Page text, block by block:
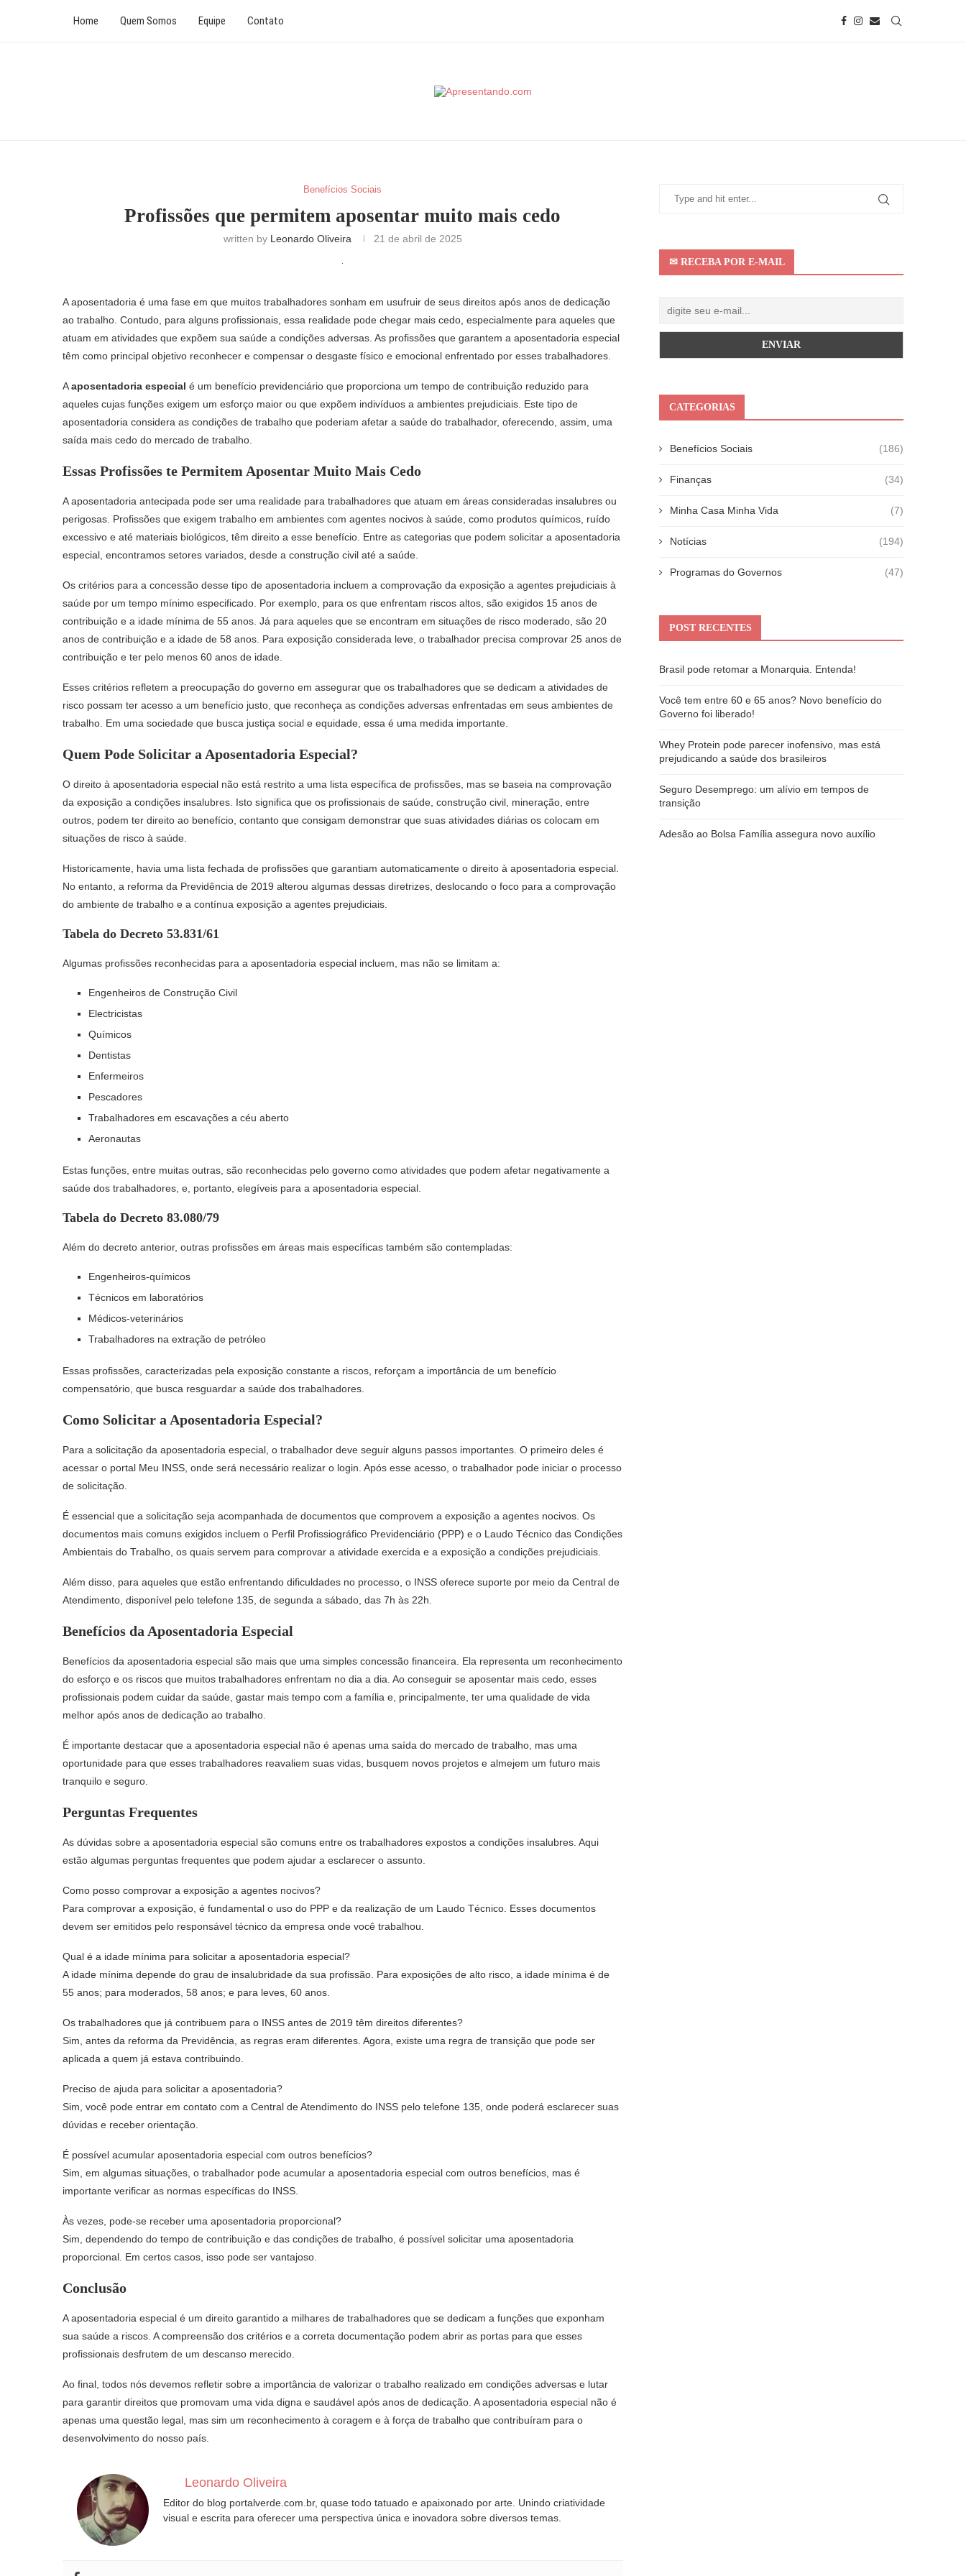
Home Quem Somos Equipe Contato
Benefícios Sociais
Profissões que permitem aposentar muito mais cedo
written by Leonardo Oliveira 21 de abril de 2025
A aposentadoria é uma fase em que muitos trabalhadores sonham em usufruir de seus direitos após anos de dedicação
ao trabalho. Contudo, para alguns profissionais, essa realidade pode chegar mais cedo, especialmente para aqueles que
atuam em atividades que expõem sua saúde a condições adversas. As profissões que garantem a aposentadoria especial
têm como principal objetivo reconhecer e compensar o desgaste físico e emocional enfrentado por esses trabalhadores.
Aaposentadoria especial é um benefício previdenciário que proporciona um tempo de contribuição reduzido para
aqueles cujas funções exigem um esforço maior ou que expõem indivíduos a ambientes prejudiciais. Este tipo de
aposentadoria considera as condições de trabalho que poderiam afetar a saúde do trabalhador, oferecendo, assim, uma
saída mais cedo do mercado de trabalho.
Essas Profissões te Permitem Aposentar Muito Mais Cedo
A aposentadoria antecipada pode ser uma realidade para trabalhadores que atuam em áreas consideradas insalubres ou
perigosas. Profissões que exigem trabalho em ambientes com agentes nocivos à saúde, como produtos químicos, ruído
excessivo e até materiais biológicos, têm direito a esse benefício. Entre as categorias que podem solicitar a aposentadoria
especial, encontramos setores variados, desde a construção civil até a saúde.
Os critérios para a concessão desse tipo de aposentadoria incluem a comprovação da exposição a agentes prejudiciais à
saúde por um tempo mínimo especificado. Por exemplo, para os que enfrentam riscos altos, são exigidos 15 anos de
contribuição e a idade mínima de 55 anos. Já para aqueles que se encontram em situações de risco moderado, são 20
anos de contribuição e a idade de 58 anos. Para exposição considerada leve, o trabalhador precisa comprovar 25 anos de
contribuição e ter pelo menos 60 anos de idade.
Esses critérios refletem a preocupação do governo em assegurar que os trabalhadores que se dedicam a atividades de
risco possam ter acesso a um benefício justo, que reconheça as condições adversas enfrentadas em seus ambientes de
trabalho. Em uma sociedade que busca justiça social e equidade, essa é uma medida importante.
Quem Pode Solicitar a Aposentadoria Especial?
O direito à aposentadoria especial não está restrito a uma lista específica de profissões, mas se baseia na comprovação
da exposição a condições insalubres. Isto significa que os profissionais de saúde, construção civil, mineração, entre
outros, podem ter direito ao benefício, contanto que consigam demonstrar que suas atividades diárias os colocam em
situações de risco à saúde.
Historicamente, havia uma lista fechada de profissões que garantiam automaticamente o direito à aposentadoria especial.
No entanto, a reforma da Previdência de 2019 alterou algumas dessas diretrizes, deslocando o foco para a comprovação
do ambiente de trabalho e a contínua exposição a agentes prejudiciais.
Tabela do Decreto 53.831/61
Algumas profissões reconhecidas para a aposentadoria especial incluem, mas não se limitam a:
Engenheiros de Construção Civil
Electricistas
Químicos
Dentistas
Enfermeiros
Pescadores
Trabalhadores em escavações a céu aberto
Aeronautas
Estas funções, entre muitas outras, são reconhecidas pelo governo como atividades que podem afetar negativamente a
saúde dos trabalhadores, e, portanto, elegíveis para a aposentadoria especial.
Tabela do Decreto 83.080/79
Além do decreto anterior, outras profissões em áreas mais específicas também são contempladas:
Engenheiros-químicos
Técnicos em laboratórios
Médicos-veterinários
Trabalhadores na extração de petróleo
Essas profissões, caracterizadas pela exposição constante a riscos, reforçam a importância de um benefício
compensatório, que busca resguardar a saúde dos trabalhadores.
Como Solicitar a Aposentadoria Especial?
Para a solicitação da aposentadoria especial, o trabalhador deve seguir alguns passos importantes. O primeiro deles é
acessar o portal Meu INSS, onde será necessário realizar o login. Após esse acesso, o trabalhador pode iniciar o processo
de solicitação.
É essencial que a solicitação seja acompanhada de documentos que comprovem a exposição a agentes nocivos. Os
documentos mais comuns exigidos incluem o Perfil Profissiográfico Previdenciário (PPP) e o Laudo Técnico das Condições
Ambientais do Trabalho, os quais servem para comprovar a atividade exercida e a exposição a condições prejudiciais.
Além disso, para aqueles que estão enfrentando dificuldades no processo, o INSS oferece suporte por meio da Central de
Atendimento, disponível pelo telefone 135, de segunda a sábado, das 7h às 22h.
Benefícios da Aposentadoria Especial
Benefícios da aposentadoria especial são mais que uma simples concessão financeira. Ela representa um reconhecimento
do esforço e os riscos que muitos trabalhadores enfrentam no dia a dia. Ao conseguir se aposentar mais cedo, esses
profissionais podem cuidar da saúde, gastar mais tempo com a família e, principalmente, ter uma qualidade de vida
melhor após anos de dedicação ao trabalho.
É importante destacar que a aposentadoria especial não é apenas uma saída do mercado de trabalho, mas uma
oportunidade para que esses trabalhadores reavaliem suas vidas, busquem novos projetos e almejem um futuro mais
tranquilo e seguro.
Perguntas Frequentes
As dúvidas sobre a aposentadoria especial são comuns entre os trabalhadores expostos a condições insalubres. Aqui
estão algumas perguntas frequentes que podem ajudar a esclarecer o assunto.
Como posso comprovar a exposição a agentes nocivos?
Para comprovar a exposição, é fundamental o uso do PPP e da realização de um Laudo Técnico. Esses documentos
devem ser emitidos pelo responsável técnico da empresa onde você trabalhou.
Qual é a idade mínima para solicitar a aposentadoria especial?
A idade mínima depende do grau de insalubridade da sua profissão. Para exposições de alto risco, a idade mínima é de
55 anos; para moderados, 58 anos; e para leves, 60 anos.
Os trabalhadores que já contribuem para o INSS antes de 2019 têm direitos diferentes?
Sim, antes da reforma da Previdência, as regras eram diferentes. Agora, existe uma regra de transição que pode ser
aplicada a quem já estava contribuindo.
Preciso de ajuda para solicitar a aposentadoria?
Sim, você pode entrar em contato com a Central de Atendimento do INSS pelo telefone 135, onde poderá esclarecer suas
dúvidas e receber orientação.
É possível acumular aposentadoria especial com outros benefícios?
Sim, em algumas situações, o trabalhador pode acumular a aposentadoria especial com outros benefícios, mas é
importante verificar as normas específicas do INSS.
Às vezes, pode-se receber uma aposentadoria proporcional?
Sim, dependendo do tempo de contribuição e das condições de trabalho, é possível solicitar uma aposentadoria
proporcional. Em certos casos, isso pode ser vantajoso.
Conclusão
A aposentadoria especial é um direito garantido a milhares de trabalhadores que se dedicam a funções que exponham
sua saúde a riscos. A compreensão dos critérios e a correta documentação podem abrir as portas para que esses
profissionais desfrutem de um descanso merecido.
Ao final, todos nós devemos refletir sobre a importância de valorizar o trabalho realizado em condições adversas e lutar
para garantir direitos que promovam uma vida digna e saudável após anos de dedicação. A aposentadoria especial não é
apenas uma questão legal, mas sim um reconhecimento à coragem e à força de trabalho que contribuíram para o
desenvolvimento do nosso país.
Leonardo Oliveira
Editor do blog portalverde.com.br, quase todo tatuado e apaixonado por arte. Unindo criatividade
visual e escrita para oferecer uma perspectiva única e inovadora sobre diversos temas.
✉ RECEBA POR E-MAIL
CATEGORIAS
Benefícios Sociais (186)
Finanças (34)
Minha Casa Minha Vida (7)
Notícias (194)
Programas do Governos (47)
POST RECENTES
Brasil pode retomar a Monarquia. Entenda!
Você tem entre 60 e 65 anos? Novo benefício do
Governo foi liberado!
Whey Protein pode parecer inofensivo, mas está
prejudicando a saúde dos brasileiros
Seguro Desemprego: um alívio em tempos de
transição
Adesão ao Bolsa Família assegura novo auxílio